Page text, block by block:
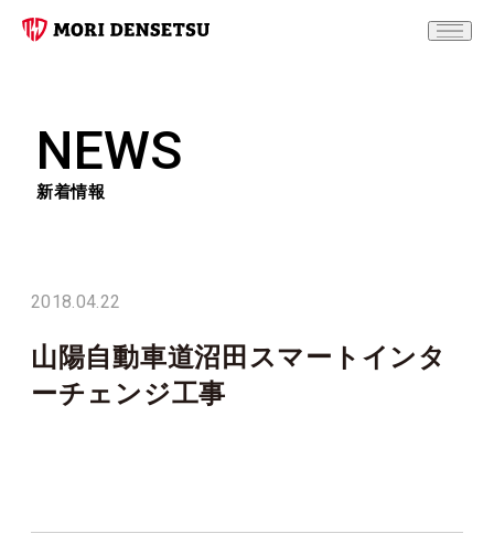
NEWS
新着情報
2018.04.22
山陽自動車道沼田スマートインタ
ーチェンジ工事